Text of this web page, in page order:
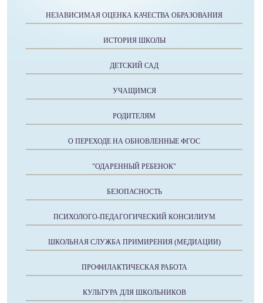
НЕЗАВИСИМАЯ ОЦЕНКА КАЧЕСТВА ОБРАЗОВАНИЯ
ИСТОРИЯ ШКОЛЫ
ДЕТСКИЙ САД
УЧАЩИМСЯ
РОДИТЕЛЯМ
О ПЕРЕХОДЕ НА ОБНОВЛЕННЫЕ ФГОС
"ОДАРЕННЫЙ РЕБЕНОК"
БЕЗОПАСНОСТЬ
ПСИХОЛОГО-ПЕДАГОГИЧЕСКИЙ КОНСИЛИУМ
ШКОЛЬНАЯ СЛУЖБА ПРИМИРЕНИЯ (МЕДИАЦИИ)
ПРОФИЛАКТИЧЕСКАЯ РАБОТА
КУЛЬТУРА ДЛЯ ШКОЛЬНИКОВ